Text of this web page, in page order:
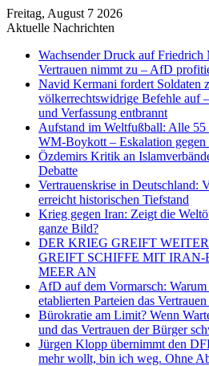
Freitag, August 7 2026
Aktuelle Nachrichten
Wachsender Druck auf Friedrich
Vertrauen nimmt zu – AfD
Navid Kermani fordert Soldaten
völkerrechtswidrige Befehle auf
und Verfassung entbrannt
Aufstand im Weltfußball: Alle
WM-Boykott – Eskalation
Özdemirs Kritik an
Debatte
Vertrauenskrise in Deutschland:
erreicht historischen Tiefstand
Krieg gegen Iran: Zeigt die
ganze Bild?
DER KRIEG GREIFT
GREIFT SCHIFFE MIT
MEER AN
AfD auf dem Vormarsch:
etablierten Parteien das
Bürokratie am Limit? Wenn
und das Vertrauen der Bürger
Jürgen Klopp übernimmt den
mehr wollt, bin ich weg. Ohne